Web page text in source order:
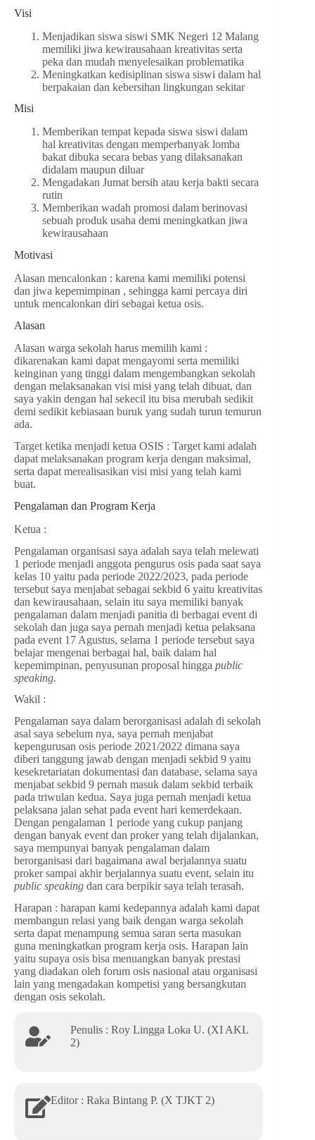
Visi
Menjadikan siswa siswi SMK Negeri 12 Malang
memiliki jiwa kewirausahaan kreativitas serta
peka dan mudah menyelesaikan problematika
Meningkatkan kedisiplinan siswa siswi dalam hal
berpakaian dan kebersihan lingkungan sekitar
Misi
Memberikan tempat kepada siswa siswi dalam
hal kreativitas dengan memperbanyak lomba
bakat dibuka secara bebas yang dilaksanakan
didalam maupun diluar
Mengadakan Jumat bersih atau kerja bakti secara
rutin
Memberikan wadah promosi dalam berinovasi
sebuah produk usaha demi meningkatkan jiwa
kewirausahaan
Motivasi
Alasan mencalonkan : karena kami memiliki potensi
dan jiwa kepemimpinan , sehingga kami percaya diri
untuk mencalonkan diri sebagai ketua osis.
Alasan
Alasan warga sekolah harus memilih kami :
dikarenakan kami dapat mengayomi serta memiliki
keinginan yang tinggi dalam mengembangkan sekolah
dengan melaksanakan visi misi yang telah dibuat, dan
saya yakin dengan hal sekecil itu bisa merubah sedikit
demi sedikit kebiasaan buruk yang sudah turun temurun
ada.
Target ketika menjadi ketua OSIS : Target kami adalah
dapat melaksanakan program kerja dengan maksimal,
serta dapat merealisasikan visi misi yang telah kami
buat.
Pengalaman dan Program Kerja
Ketua :
Pengalaman organisasi saya adalah saya telah melewati
1 periode menjadi anggota pengurus osis pada saat saya
kelas 10 yaitu pada periode 2022/2023, pada periode
tersebut saya menjabat sebagai sekbid 6 yaitu kreativitas
dan kewirausahaan, selain itu saya memiliki banyak
pengalaman dalam menjadi panitia di berbagai event di
sekolah dan juga saya pernah menjadi ketua pelaksana
pada event 17 Agustus, selama 1 periode tersebut saya
belajar mengenai berbagai hal, baik dalam hal
kepemimpinan, penyusunan proposal hingga public
speaking.
Wakil :
Pengalaman saya dalam berorganisasi adalah di sekolah
asal saya sebelum nya, saya pernah menjabat
kepengurusan osis periode 2021/2022 dimana saya
diberi tanggung jawab dengan menjadi sekbid 9 yaitu
kesekretariatan dokumentasi dan database, selama saya
menjabat sekbid 9 pernah masuk dalam sekbid terbaik
pada triwulan kedua. Saya juga pernah menjadi ketua
pelaksana jalan sehat pada event hari kemerdekaan.
Dengan pengalaman 1 periode yang cukup panjang
dengan banyak event dan proker yang telah dijalankan,
saya mempunyai banyak pengalaman dalam
berorganisasi dari bagaimana awal berjalannya suatu
proker sampai akhir berjalannya suatu event, selain itu
public speaking dan cara berpikir saya telah terasah.
Harapan : harapan kami kedepannya adalah kami dapat
membangun relasi yang baik dengan warga sekolah
serta dapat menampung semua saran serta masukan
guna meningkatkan program kerja osis. Harapan lain
yaitu supaya osis bisa menuangkan banyak prestasi
yang diadakan oleh forum osis nasional atau organisasi
lain yang mengadakan kompetisi yang bersangkutan
dengan osis sekolah.
Penulis : Roy Lingga Loka U. (XI AKL
2)
Editor : Raka Bintang P. (X TJKT 2)